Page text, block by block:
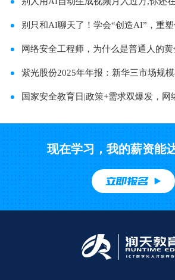
别只和AI聊天了！学会“创造AI”，重塑你
网络安全工程师，为什么是普通人的黄金
紫光股份2025年年报：新华三市场规模再创
国家安全教育日|政策+需求双爆发，网络
现在学习，我的薪资能
立即报名